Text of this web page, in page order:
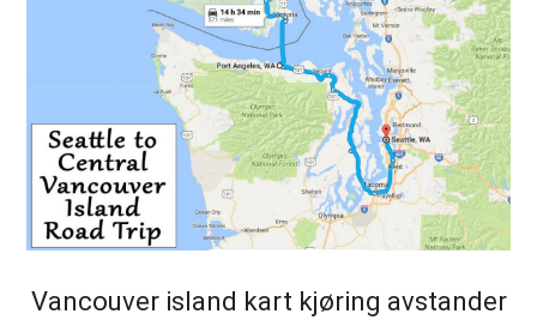
Vancouver island kart kjøring avstander